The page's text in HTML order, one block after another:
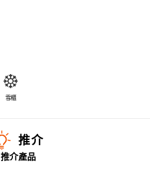
雪櫃
推介
推介產品